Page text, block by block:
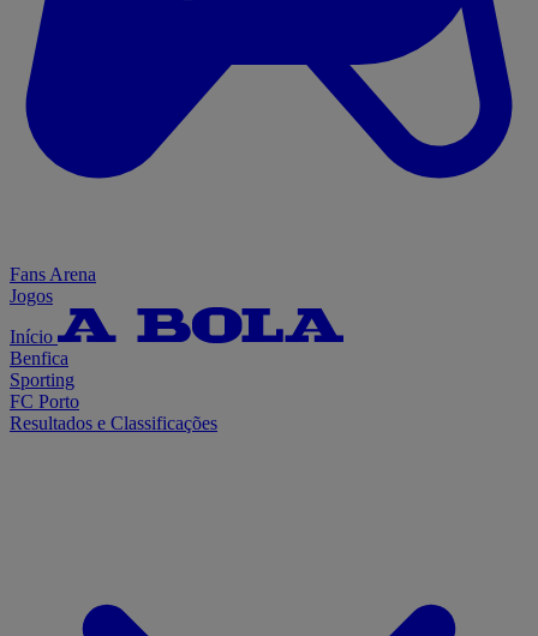
Fans Arena
Jogos
Início
Benfica
Sporting
FC Porto
Resultados e Classificações